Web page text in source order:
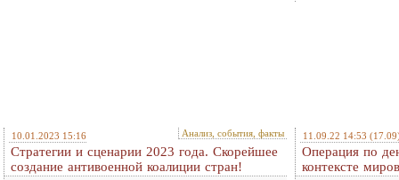
10.01.2023 15:16 Анализ, события, факты
Стратегии и сценарии 2023 года. Скорейшее
создание антивоенной коалиции стран!
11.09.22 14:53
Операция по
контексте